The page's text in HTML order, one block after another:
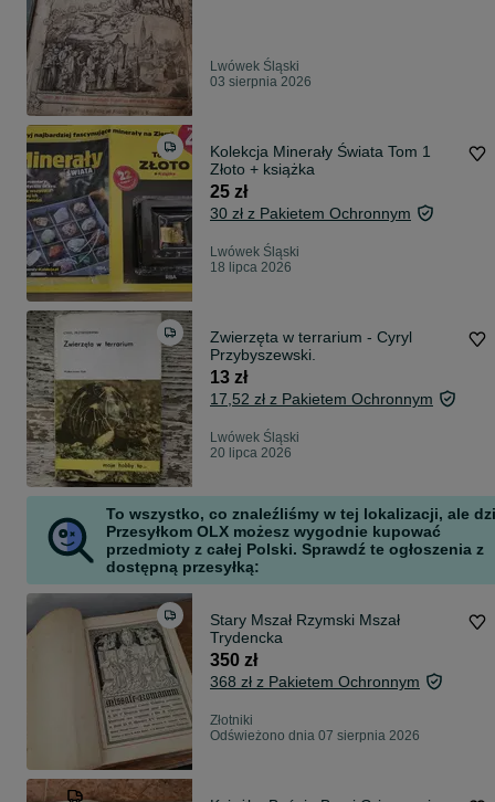
Lwówek Śląski
03 sierpnia 2026
Kolekcja Minerały Świata Tom 1
Złoto + książka
25 zł
30 zł z Pakietem Ochronnym
Lwówek Śląski
18 lipca 2026
Zwierzęta w terrarium - Cyryl
Przybyszewski.
13 zł
17,52 zł z Pakietem Ochronnym
Lwówek Śląski
20 lipca 2026
To wszystko, co znaleźliśmy w tej lokalizacji, ale
Przesyłkom OLX możesz wygodnie kupować
przedmioty z całej Polski. Sprawdź te ogłoszenia z
dostępną przesyłką:
Stary Mszał Rzymski Mszał
Trydencka
350 zł
368 zł z Pakietem Ochronnym
Złotniki
Odświeżono dnia 07 sierpnia 2026